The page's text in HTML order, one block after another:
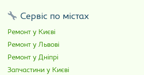
Сервіс по містах
Ремонт у Києві
Ремонт у Львові
Ремонт у Дніпрі
Запчастини у Києві